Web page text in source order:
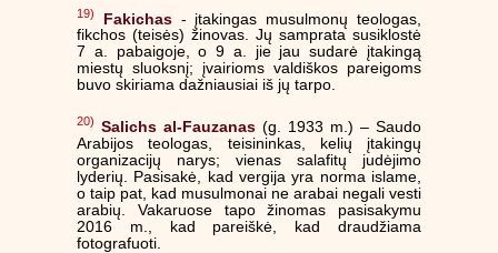
19) Fakichas- įtakingas musulmonų teologas,
fikchos (teisės) žinovas. Jų samprata susiklostė
7 a. pabaigoje, o 9 a. jie jau sudarė įtakingą
miestų sluoksnį; įvairioms valdiškos pareigoms
buvo skiriama dažniausiai iš jų tarpo.
20) Salichs al-Fauzanas (g. 1933 m.) – Saudo
Arabijos teologas, teisininkas, kelių įtakingų
organizacijų narys; vienas salafitų judėjimo
lyderių. Pasisakė, kad vergija yra norma islame,
o taip pat, kad musulmonai ne arabai negali vesti
arabių. Vakaruose tapo žinomas pasisakymu
2016 m., kad pareiškė, kad draudžiama
fotografuoti.